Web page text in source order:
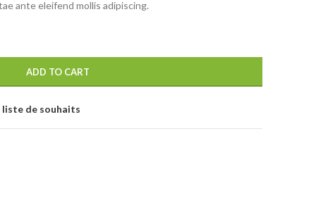
ante eleifend mollis adipiscing.
ADD TO CART
de souhaits